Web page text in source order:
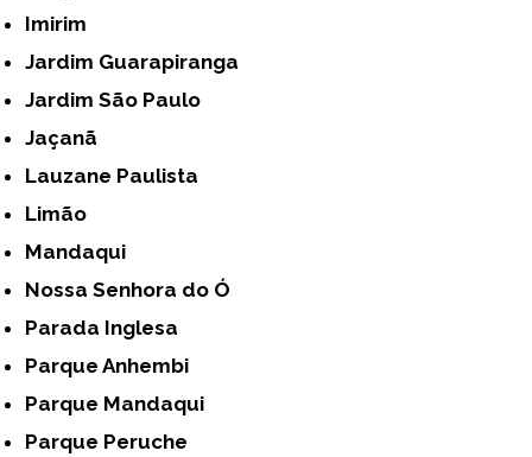
Imirim
Jardim Guarapiranga
Jardim São Paulo
Jaçanã
Lauzane Paulista
Limão
Mandaqui
Nossa Senhora do Ó
Parada Inglesa
Parque Anhembi
Parque Mandaqui
Parque Peruche